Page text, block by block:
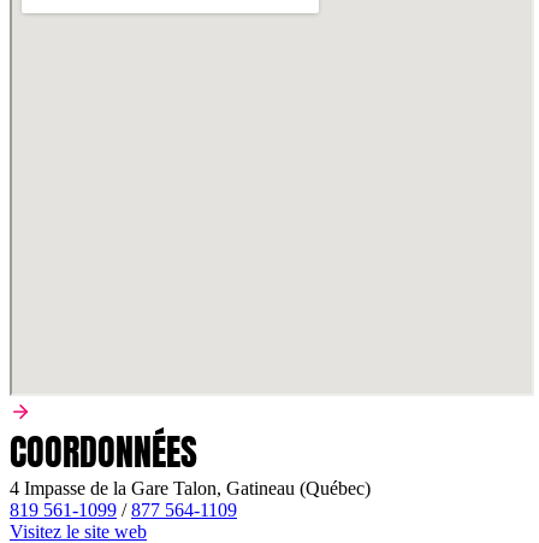
COORDONNÉES
4 Impasse de la Gare Talon, Gatineau (Québec)
819 561-1099 /877 564-1109
Visitez le site web